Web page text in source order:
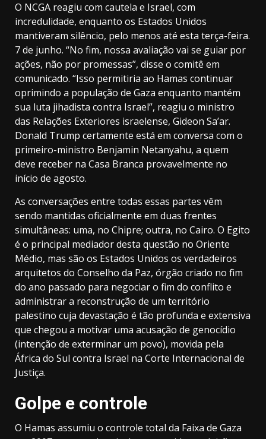
O NCGA reagiu com cautela e Israel, com
incredulidade, enquanto os Estados Unidos
mantiveram silêncio, pelo menos até esta terça-feira.
7 de junho. “No fim, nossa avaliação vai se guiar por
ações, não por promessas”, disse o comitê em
comunicado. “Isso permitiria ao Hamas continuar
oprimindo a população de Gaza enquanto mantém
sua luta jihadista contra Israel”, reagiu o ministro
das Relações Exteriores israelense, Gideon Sa’ar.
Donald Trump certamente está em conversa com o
primeiro-ministro Benjamin Netanyahu, a quem
deve receber na Casa Branca provavelmente no
início de agosto.
As conversações entre todas essas partes vêm
sendo mantidas oficialmente em duas frentes
simultâneas: uma, no Chipre; outra, no Cairo. O Egito
é o principal mediador desta questão no Oriente
Médio, mas são os Estados Unidos os verdadeiros
arquitetos do Conselho da Paz, órgão criado no fim
do ano passado para negociar o fim do conflito e
administrar a reconstrução de um território
palestino cuja devastação é tão profunda e extensiva
que chegou a motivar uma acusação de genocídio
(intenção de exterminar um povo), movida pela
África do Sul contra Israel na Corte Internacional de
Justiça.
Golpe e controle
O Hamas assumiu o controle total da Faixa de Gaza